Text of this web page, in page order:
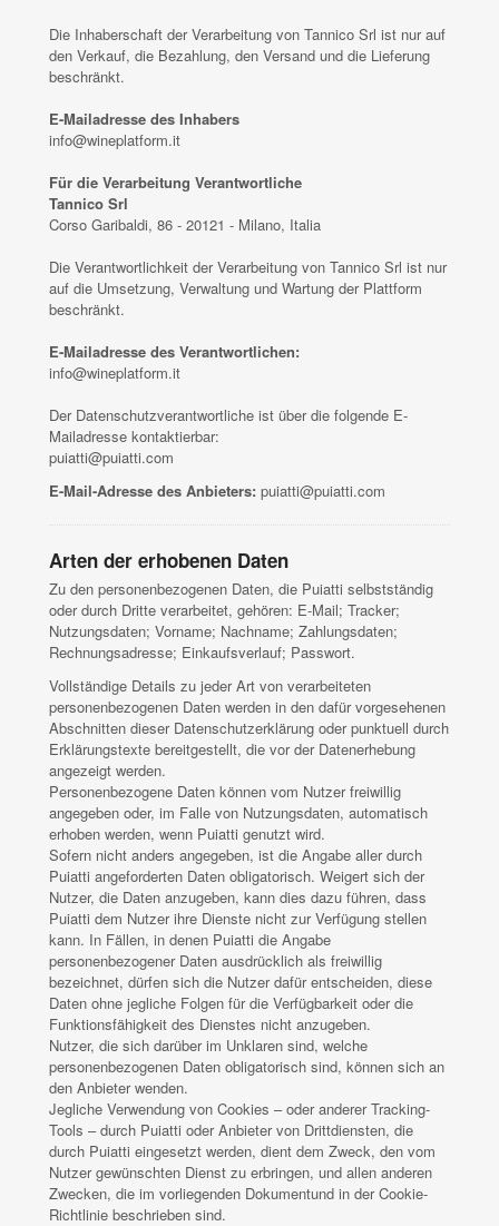
Die Inhaberschaft der Verarbeitung von Tannico Srl ist nur auf
den Verkauf, die Bezahlung, den Versand und die Lieferung
beschränkt.
E-Mailadresse des Inhabers
info@wineplatform.it
Für die Verarbeitung Verantwortliche
Tannico Srl
Corso Garibaldi, 86 - 20121 - Milano, Italia
Die Verantwortlichkeit der Verarbeitung von Tannico Srl ist nur
auf die Umsetzung, Verwaltung und Wartung der Plattform
beschränkt.
E-Mailadresse des Verantwortlichen:
info@wineplatform.it
Der Datenschutzverantwortliche ist über die folgende E-
Mailadresse kontaktierbar:
puiatti@puiatti.com
E-Mail-Adresse des Anbieters: puiatti@puiatti.com
Arten der erhobenen Daten
Zu den personenbezogenen Daten, die Puiatti selbstständig
oder durch Dritte verarbeitet, gehören: E-Mail; Tracker;
Nutzungsdaten; Vorname; Nachname; Zahlungsdaten;
Rechnungsadresse; Einkaufsverlauf; Passwort.
Vollständige Details zu jeder Art von verarbeiteten
personenbezogenen Daten werden in den dafür vorgesehenen
Abschnitten dieser Datenschutzerklärung oder punktuell durch
Erklärungstexte bereitgestellt, die vor der Datenerhebung
angezeigt werden.
Personenbezogene Daten können vom Nutzer freiwillig
angegeben oder, im Falle von Nutzungsdaten, automatisch
erhoben werden, wenn Puiatti genutzt wird.
Sofern nicht anders angegeben, ist die Angabe aller durch
Puiatti angeforderten Daten obligatorisch. Weigert sich der
Nutzer, die Daten anzugeben, kann dies dazu führen, dass
Puiatti dem Nutzer ihre Dienste nicht zur Verfügung stellen
kann. In Fällen, in denen Puiatti die Angabe
personenbezogener Daten ausdrücklich als freiwillig
bezeichnet, dürfen sich die Nutzer dafür entscheiden, diese
Daten ohne jegliche Folgen für die Verfügbarkeit oder die
Funktionsfähigkeit des Dienstes nicht anzugeben.
Nutzer, die sich darüber im Unklaren sind, welche
personenbezogenen Daten obligatorisch sind, können sich an
den Anbieter wenden.
Jegliche Verwendung von Cookies – oder anderer Tracking-
Tools – durch Puiatti oder Anbieter von Drittdiensten, die
durch Puiatti eingesetzt werden, dient dem Zweck, den vom
Nutzer gewünschten Dienst zu erbringen, und allen anderen
Zwecken, die im vorliegenden Dokumentund in der Cookie-
Richtlinie beschrieben sind.